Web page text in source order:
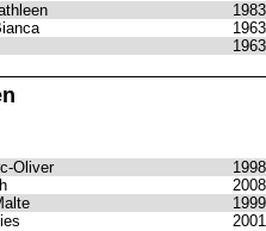
1983
1963
1963
Oliver
1998
2008
1999
2001